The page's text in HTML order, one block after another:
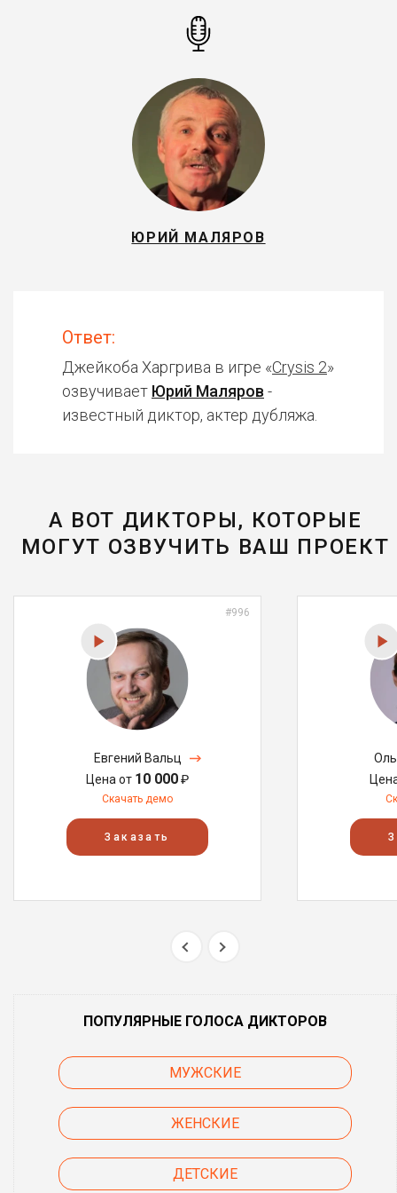
ЮРИЙ МАЛЯРОВ
Ответ:
Джейкоба Харгрива в игре «Crysis 2»
озвучивает Юрий Маляров -
известный диктор, актер дубляжа.
А ВОТ ДИКТОРЫ, КОТОРЫЕ
МОГУТ ОЗВУЧИТЬ ВАШ ПРОЕКТ
#996
Евгений Вальц
Цена от 10 000₽
Скачать демо
Заказать
ПОПУЛЯРНЫЕ ГОЛОСА ДИКТОРОВ
МУЖСКИЕ
ЖЕНСКИЕ
ДЕТСКИЕ